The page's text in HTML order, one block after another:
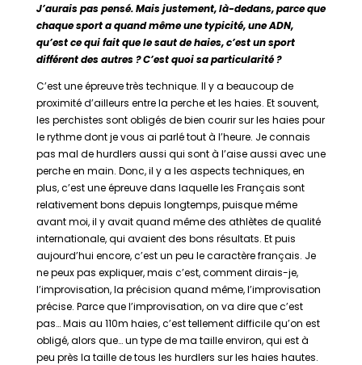
J’aurais pas pensé. Mais justement, là-dedans, parce que
chaque sport a quand même une typicité, une ADN,
qu’est ce qui fait que le saut de haies, c’est un sport
différent des autres ? C’est quoi sa particularité ?
C’est une épreuve très technique. Il y a beaucoup de
proximité d’ailleurs entre la perche et les haies. Et souvent,
les perchistes sont obligés de bien courir sur les haies pour
le rythme dont je vous ai parlé tout à l’heure. Je connais
pas mal de hurdlers aussi qui sont à l’aise aussi avec une
perche en main. Donc, il y a les aspects techniques, en
plus, c’est une épreuve dans laquelle les Français sont
relativement bons depuis longtemps, puisque même
avant moi, il y avait quand même des athlètes de qualité
internationale, qui avaient des bons résultats. Et puis
aujourd’hui encore, c’est un peu le caractère français. Je
ne peux pas expliquer, mais c’est, comment dirais-je,
l’improvisation, la précision quand même, l’improvisation
précise. Parce que l’improvisation, on va dire que c’est
pas… Mais au 110m haies, c’est tellement difficile qu’on est
obligé, alors que… un type de ma taille environ, qui est à
peu près la taille de tous les hurdlers sur les haies hautes.